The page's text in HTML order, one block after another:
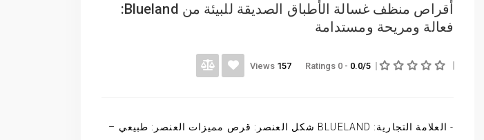
أقراص منظف غسالة الأطباق الصديقة للبيئة من Blueland:
فعالة ومريحة ومستدامة
0.0/5
- 0 Ratings
157
- العلامة التجارية: BLUELAND شكل العنصر: قرص مميزات العنصر: طبيعي –